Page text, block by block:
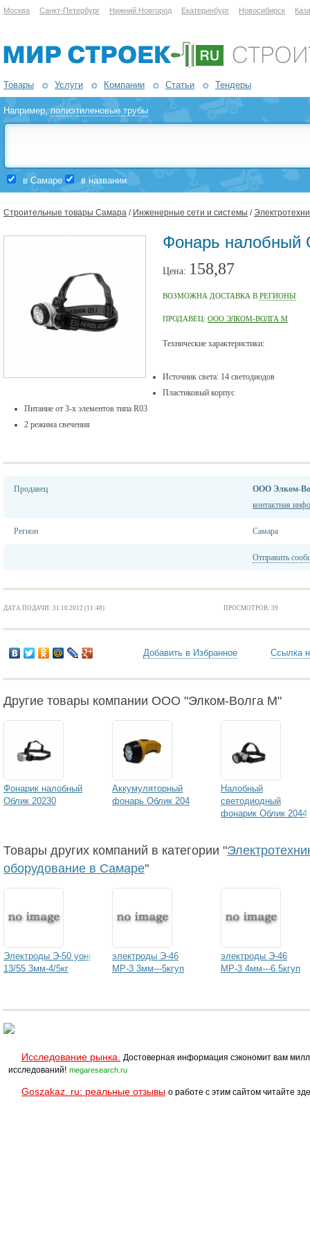
Москва Санкт-Петербург Нижний Новгород Екатеринбург Новосибирск
Товары Услуги Компании Статьи Тендеры
Например,полиэтиленовые трубы
в Самаре в названии
Строительные товары Самара / Инженерные сети и системы /
Фонарь налобный
Цена: 158,87
ВОЗМОЖНА ДОСТАВКА В РЕГИОНЫ
ПРОДАВЕЦ: ООО ЭЛКОМ-ВОЛГА М
Технические характеристики:
Источник света: 14 светодиодов
Пластиковый корпус
Питание от 3-х элементов типа R03
2 режима свечения
Продавец
ООО Элком-
контактная
Регион Самара
Отправить
ДАТА ПОДАЧИ: 31.10.2012 (11:48) ПРОСМОТРОВ: 39
Добавить в Избранное Ссылка
Другие товары компании ООО "Элком-Волга М"
Фонарик налобный
Облик 20230
Аккумуляторный
фонарь Облик 204
Налобный
светодиодный
фонарик Облик 2044
Товары других компаний в категории "
оборудование в Самаре"
Электроды Э-50 уони
13/55 3мм-4/5кг
электроды Э-46
МР-3 3мм---5кгуп
электроды Э-46
МР-3 4мм---6.5кгуп
Исследование рынка.
Достоверная информация сэкономит вам
исследований! megaresearch.ru
Goszakaz. ru: реальные отзывы о работе с этим сайтом читайте